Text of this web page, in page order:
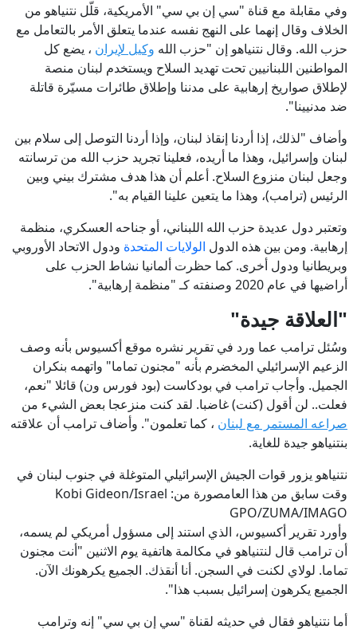
وفي مقابلة مع قناة "سي إن بي سي" الأمريكية، قلّل نتنياهو من
الخلاف وقال إنهما على النهج نفسه عندما يتعلق الأمر بالتعامل مع
حزب الله. وقال نتنياهو إن "حزب الله وكيل لإيران ، يضع كل
المواطنين اللبنانيين تحت تهديد السلاح ويستخدم لبنان منصة
لإطلاق صواريخ إرهابية على مدننا وإطلاق طائرات مسيّرة قاتلة
ضد مدنيينا".
وأضاف "لذلك، إذا أردنا إنقاذ لبنان، وإذا أردنا التوصل إلى سلام بين
لبنان وإسرائيل، وهذا ما أريده، فعلينا تجريد حزب الله من ترسانته
وجعل لبنان منزوع السلاح. أعلم أن هذا هدف مشترك بيني وبين
الرئيس (ترامب)، وهذا ما يتعين علينا القيام به".
وتعتبر دول عديدة حزب الله اللبناني، أو جناحه العسكري، منظمة
إرهابية. ومن بين هذه الدول الولايات المتحدة ودول الاتحاد الأوروبي
وبريطانيا ودول أخرى. كما حظرت ألمانيا نشاط الحزب على
أراضيها في عام 2020 وصنفته كـ "منظمة إرهابية".
"العلاقة جيدة"
وسُئل ترامب عما ورد في تقرير نشره موقع أكسيوس بأنه وصف
الزعيم الإسرائيلي المخضرم بأنه "مجنون تماما" واتهمه بنكران
الجميل. وأجاب ترامب في بودكاست (بود فورس ون) قائلا "نعم،
فعلت.. لن أقول (كنت) غاضبا. لقد كنت منزعجا بعض الشيء ⁠من ⁠
صراعه المستمر مع لبنان ، كما تعلمون". وأضاف ترامب أن علاقته
بنتنياهو جيدة للغاية.
نتنياهو يزور قوات الجيش الإسرائيلي المتوغلة في جنوب لبنان في
وقت سابق من هذا العامصورة من: Kobi Gideon/Israel
GPO/ZUMA/IMAGO
وأورد تقرير أكسيوس، الذي استند إلى مسؤول أمريكي لم يسمه،
أن ترامب قال لنتنياهو في مكالمة هاتفية يوم الاثنين "أنت مجنون
تماما. لولاي لكنت في السجن. أنا أنقذك. الجميع يكرهونك الآن.
الجميع يكرهون إسرائيل بسبب هذا".
أما نتنياهو فقال في حديثه لقناة "سي إن بي سي" إنه وترامب